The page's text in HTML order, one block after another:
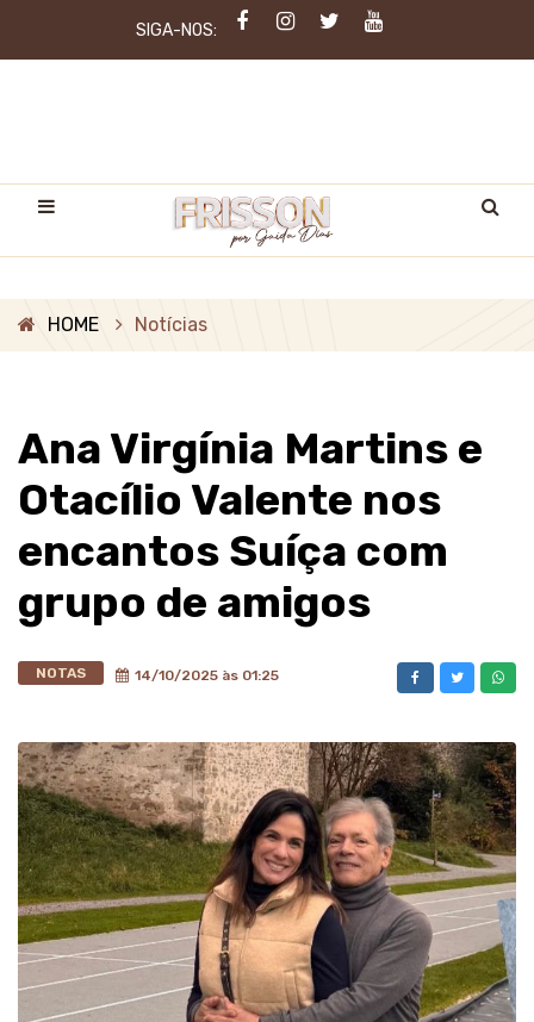
SIGA-NOS:
HOME Notícias
Ana Virgínia Martins e
Otacílio Valente nos
encantos Suíça com
grupo de amigos
NOTAS 14/10/2025 às 01:25